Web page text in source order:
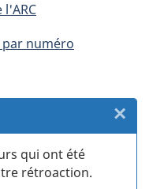
par numéro
qui ont été
rétroaction.
×